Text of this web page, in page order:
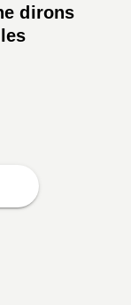
dirons